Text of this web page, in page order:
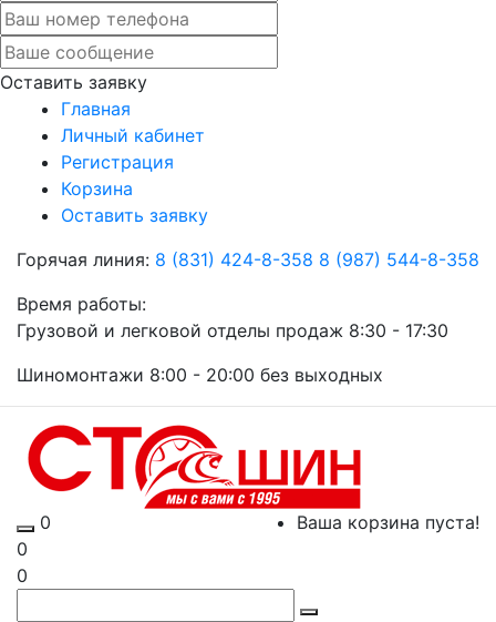
Оставить заявку
Главная
Личный кабинет
Регистрация
Корзина
Оставить заявку
Горячая линия: 8 (831) 424-8-358 8 (987) 544-8-358
Время работы:
Грузовой и легковой отделы продаж 8:30 - 17:30
Шиномонтажи 8:00 - 20:00 без выходных
0
Ваша корзина пуста!
0
0